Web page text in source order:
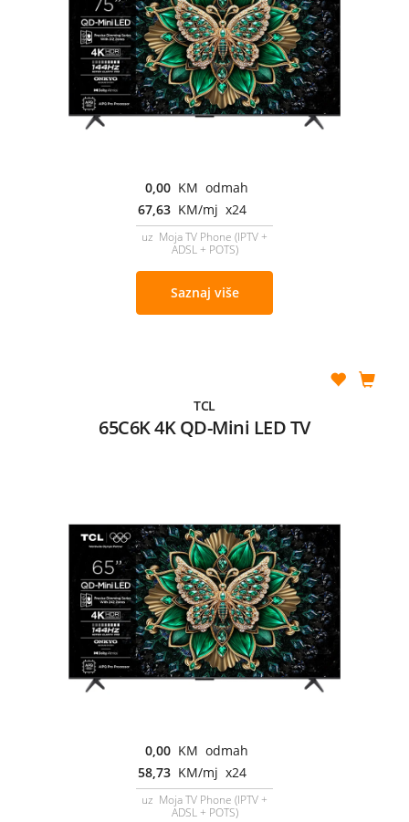
0,00 KM odmah
67,63 KM/mj x24
uz Moja TV Phone (IPTV +
ADSL + POTS)
Saznaj više
TCL
65C6K 4K QD-Mini LED TV
0,00 KM odmah
58,73 KM/mj x24
uz Moja TV Phone (IPTV +
ADSL + POTS)